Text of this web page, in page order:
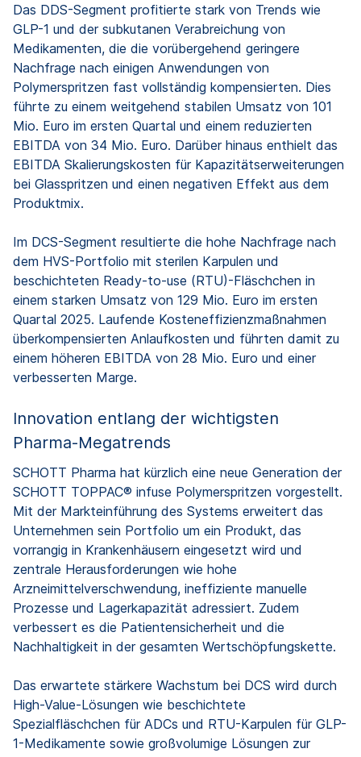
Das DDS-Segment profitierte stark von Trends wie
GLP-1 und der subkutanen Verabreichung von
Medikamenten, die die vorübergehend geringere
Nachfrage nach einigen Anwendungen von
Polymerspritzen fast vollständig kompensierten. Dies
führte zu einem weitgehend stabilen Umsatz von 101
Mio. Euro im ersten Quartal und einem reduzierten
EBITDA von 34 Mio. Euro. Darüber hinaus enthielt das
EBITDA Skalierungskosten für Kapazitätserweiterungen
bei Glasspritzen und einen negativen Effekt aus dem
Produktmix.
Im DCS-Segment resultierte die hohe Nachfrage nach
dem HVS-Portfolio mit sterilen Karpulen und
beschichteten Ready-to-use (RTU)-Fläschchen in
einem starken Umsatz von 129 Mio. Euro im ersten
Quartal 2025. Laufende Kosteneffizienzmaßnahmen
überkompensierten Anlaufkosten und führten damit zu
einem höheren EBITDA von 28 Mio. Euro und einer
verbesserten Marge.
Innovation entlang der wichtigsten
Pharma-Megatrends
SCHOTT Pharma hat kürzlich eine neue Generation der
SCHOTT TOPPAC® infuse Polymerspritzen vorgestellt.
Mit der Markteinführung des Systems erweitert das
Unternehmen sein Portfolio um ein Produkt, das
vorrangig in Krankenhäusern eingesetzt wird und
zentrale Herausforderungen wie hohe
Arzneimittelverschwendung, ineffiziente manuelle
Prozesse und Lagerkapazität adressiert. Zudem
verbessert es die Patientensicherheit und die
Nachhaltigkeit in der gesamten Wertschöpfungskette.
Das erwartete stärkere Wachstum bei DCS wird durch
High-Value-Lösungen wie beschichtete
Spezialfläschchen für ADCs und RTU-Karpulen für GLP-
1-Medikamente sowie großvolumige Lösungen zur